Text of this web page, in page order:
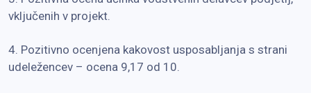
vključenih v projekt.
4. Pozitivno ocenjena kakovost usposabljanja s strani
udeležencev – ocena 9,17 od 10.